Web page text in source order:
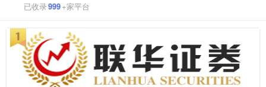
已收录999+家平台